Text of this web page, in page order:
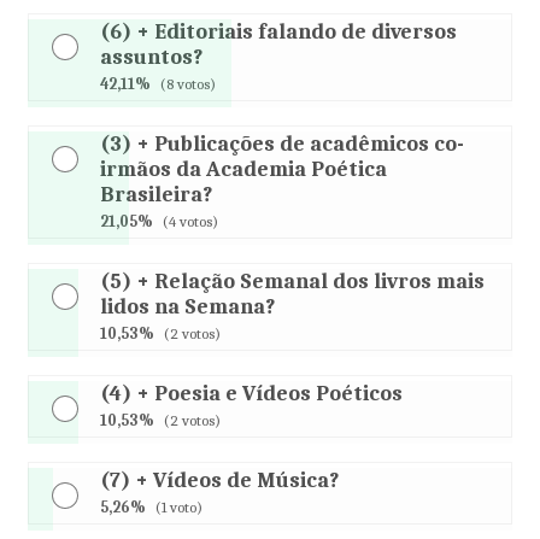
(6) + Editoriais falando de diversos
assuntos?
42,11% (8 votos)
(3) + Publicações de acadêmicos co-
irmãos da Academia Poética
Brasileira?
21,05% (4 votos)
(5) + Relação Semanal dos livros mais
lidos na Semana?
10,53% (2 votos)
(4) + Poesia e Vídeos Poéticos
10,53% (2 votos)
(7) + Vídeos de Música?
5,26% (1 voto)